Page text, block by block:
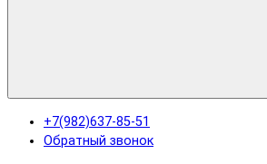
+7(982)637-85-51
Обратный звонок